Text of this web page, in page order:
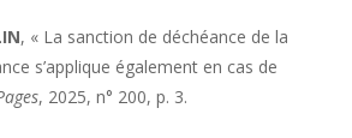
, « La sanction de déchéance de la
s’applique également en cas de
, 2025, n° 200, p. 3.